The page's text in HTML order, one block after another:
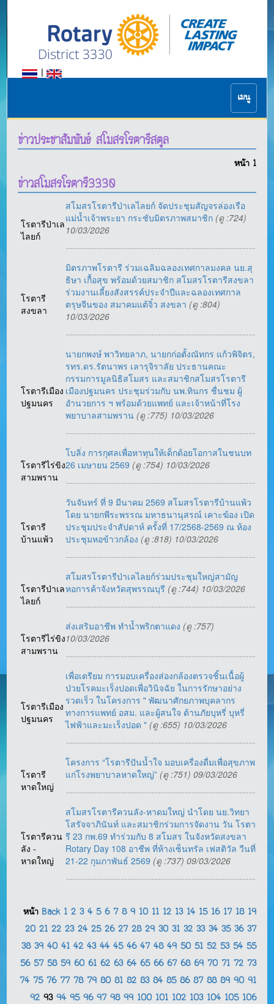
|
เมนู
ข่าวประชาสัมพันธ์ สโมสรโรตารีสตูล
หน้า 1
ข่าวสโมสรโรตารี3330
โรตารีป่าเล
ไลยก์
สโมสรโรตารีป่าเลไลยก์ จัดประชุมสัญจรล่องเรือ
แม่น้ำเจ้าพระยา กระชับมิตรภาพสมาชิก (ดู :724)
10/03/2026
โรตารี
สงขลา
มิตรภาพโรตารี ร่วมเฉลิมฉลองเทศกาลมงคล นย.สุ
ธิษา เกื้อสุข พร้อมด้วยสมาชิก สโมสรโรตารีสงขลา
ร่วมงานเลี้ยงสังสรรค์ประจำปีและฉลองเทศกาล
ตรุษจีนของ สมาคมแต้จิ๋ว สงขลา (ดู :804)
10/03/2026
โรตารีเมือง
ปฐมนคร
นายกพงษ์ พาวิทยลาภ, นายกก่อตั้งณัทกร แก้วพิจิตร,
รทร.ดร.รัตนาพร เลารุจิราลัย ประธานคณะ
กรรมการมูลนิธิสโมสร และสมาชิกสโมสรโรตารี
เมืองปฐมนคร ประชุมร่วมกับ นพ.ทินกร ชื่นชม ผู้
อำนวยการ ฯ พร้อมด้วยแพทย์ และเจ้าหน้าที่โรง
พยาบาลสามพราน (ดู :775) 10/03/2026
โรตารีไร่ขิง
สามพราน
โบลิ่ง การกุศลเพื่อหาทุนให้เด็กด้อยโอกาสในชนบท
26 เมษายน 2569 (ดู :754) 10/03/2026
โรตารี
บ้านแพ้ว
วันจันทร์ ที่ 9 มีนาคม 2569 สโมสรโรตารีบ้านแพ้ว
โดย นายกพีระพรรณ มหาธนานุสรณ์ เคาะฆ้อง เปิด
ประชุมประจำสัปดาห์ ครั้งที่ 17/2568-2569 ณ ห้อง
ประชุมหอข้าวกล้อง (ดู :818) 10/03/2026
โรตารีป่าเล
ไลยก์
สโมสรโรตารีป่าเลไลยก์ร่วมประชุมใหญ่สามัญ
หอการค้าจังหวัดสุพรรณบุรี (ดู :744) 10/03/2026
โรตารีไร่ขิง
สามพราน
ส่งเสริมอาชีพ ทำน้ำพริกตาแดง (ดู :757)
10/03/2026
โรตารีเมือง
ปฐมนคร
เพื่อเตรียม การมอบเครื่องส่องกล้องตรวจชิ้นเนื้อผู้
ป่วยโรคมะเร็งปอดเพื่อวินิจฉัย ในการรักษาอย่าง
รวดเร็ว ในโครงการ " พัฒนาศักยภาพบุคลากร
ทางการแพทย์ อสม. และผู้สนใจ ต้านภัยบุหรี่ บุหรี่
ไฟฟ้าและมะเร็งปอด " (ดู :655) 10/03/2026
โรตารี
หาดใหญ่
โครงการ “โรตารีปันน้ำใจ มอบเครื่องดื่มเพื่อสุขภาพ
แก่โรงพยาบาลหาดใหญ่” (ดู :751) 09/03/2026
โรตารีควน
ลัง -
หาดใหญ่
สโมสรโรตารีควนลัง-หาดมใหญ่ นำโดย นย.วิทยา
โสรัจจาภินันท์ และสมาชิกร่วมการจัดงาน วัน โรตา
รี 23 กพ.69 ทำร่วมกับ 8 สโมสร ในจังหวัดสงขลา
Rotary Day 108 อาชีพ ที่ห้างเซ็นทรัล เฟสติวัล วีนที่
21-22 กุมภาพันธ์ 2569 (ดู :737) 09/03/2026
หน้า Back 1 2 3 4 5 6 7 8 9 10 11 12 13 14 15 16 17 18 19
20 21 22 23 24 25 26 27 28 29 30 31 32 33 34 35 36 37
38 39 40 41 42 43 44 45 46 47 48 49 50 51 52 53 54 55
56 57 58 59 60 61 62 63 64 65 66 67 68 69 70 71 72 73
74 75 76 77 78 79 80 81 82 83 84 85 86 87 88 89 90 91
92 93 94 95 96 97 98 99 100 101 102 103 104 105 106